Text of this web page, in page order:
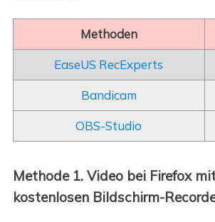
Methoden
EaseUS RecExperts
Bandicam
OBS-Studio
Methode 1. Video bei Firefox
kostenlosen Bildschirm-